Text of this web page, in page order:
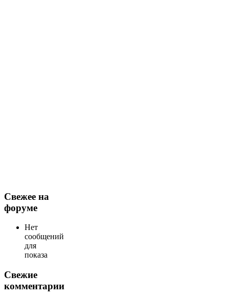
Свежее на
форуме
Нет
сообщений
для
показа
Свежие
комментарии